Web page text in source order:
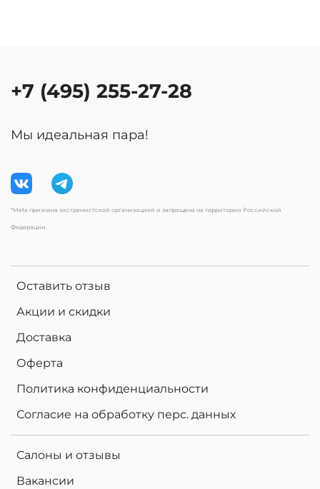
Оставить отзыв
Акции и скидки
Доставка
Оферта
Политика конфиденциальности
Согласие на обработку перс. данных
Салоны и отзывы
Вакансии
+7 (495) 255-27-28
Мы идеальная пара!
*Meta признана экстремистской организацией и запрещена на территории Российской
Федерации.